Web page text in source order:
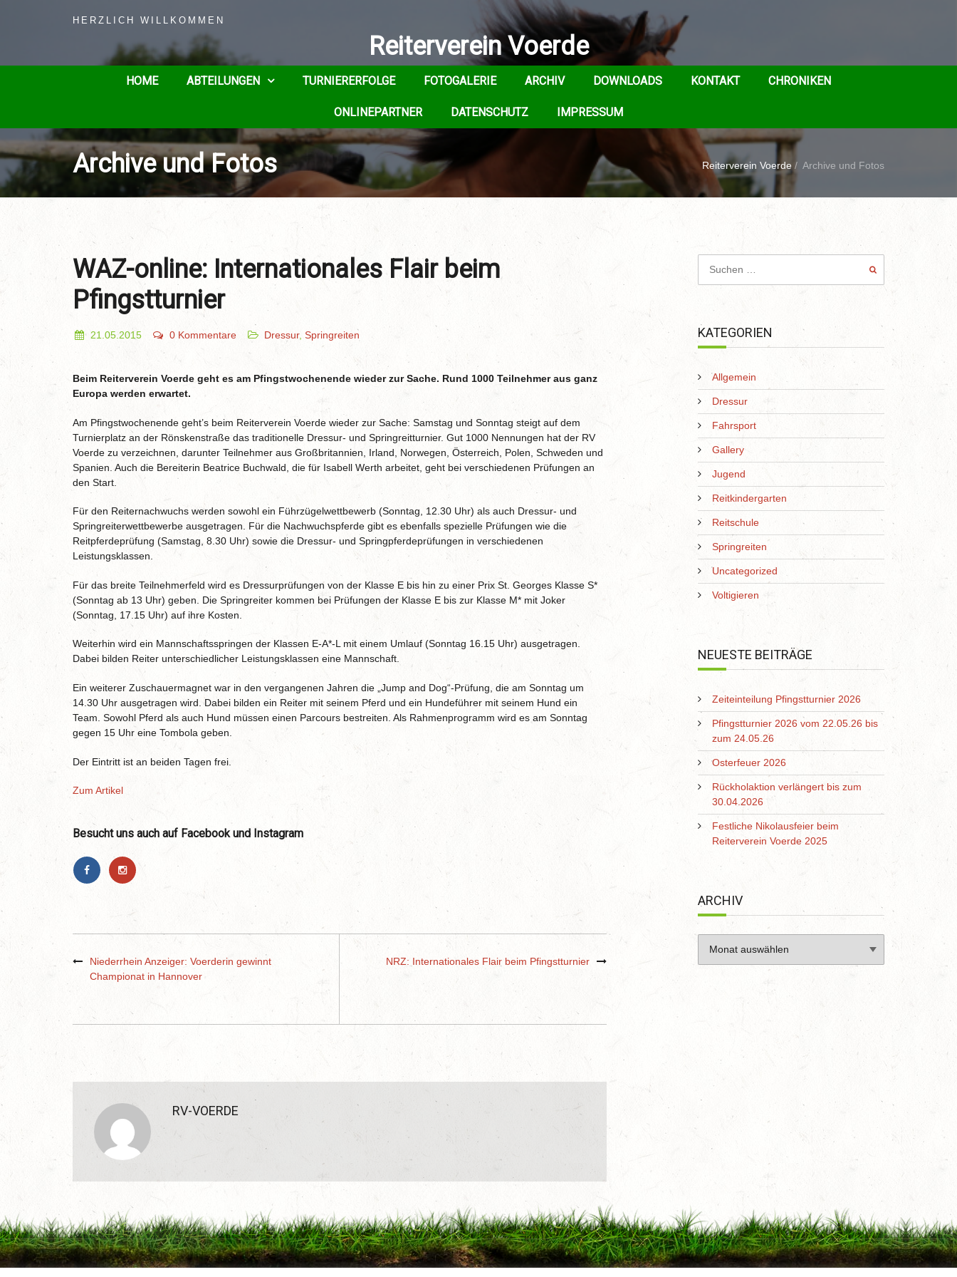
HERZLICH WILLKOMMEN
Reiterverein Voerde
HOME ABTEILUNGEN TURNIERERFOLGE FOTOGALERIE ARCHIV DOWNLOADS KONTAKT CHRONIKEN
ONLINEPARTNER DATENSCHUTZ IMPRESSUM
Archive und Fotos Reiterverein Voerde / Archive und Fotos
WAZ-online: Internationales Flair beim
Pfingstturnier
21.05.2015 0 Kommentare Dressur, Springreiten
Beim Reiterverein Voerde geht es am Pfingstwochenende wieder zur Sache. Rund 1000 Teilnehmer aus ganz
Europa werden erwartet.
Am Pfingstwochenende geht’s beim Reiterverein Voerde wieder zur Sache: Samstag und Sonntag steigt auf dem
Turnierplatz an der Rönskenstraße das traditionelle Dressur- und Springreitturnier. Gut 1000 Nennungen hat der RV
Voerde zu verzeichnen, darunter Teilnehmer aus Großbritannien, Irland, Norwegen, Österreich, Polen, Schweden und
Spanien. Auch die Bereiterin Beatrice Buchwald, die für Isabell Werth arbeitet, geht bei verschiedenen Prüfungen an
den Start.
Für den Reiternachwuchs werden sowohl ein Führzügelwettbewerb (Sonntag, 12.30 Uhr) als auch Dressur- und
Springreiterwettbewerbe ausgetragen. Für die Nachwuchspferde gibt es ebenfalls spezielle Prüfungen wie die
Reitpferdeprüfung (Samstag, 8.30 Uhr) sowie die Dressur- und Springpferdeprüfungen in verschiedenen
Leistungsklassen.
Für das breite Teilnehmerfeld wird es Dressurprüfungen von der Klasse E bis hin zu einer Prix St. Georges Klasse S*
(Sonntag ab 13 Uhr) geben. Die Springreiter kommen bei Prüfungen der Klasse E bis zur Klasse M* mit Joker
(Sonntag, 17.15 Uhr) auf ihre Kosten.
Weiterhin wird ein Mannschaftsspringen der Klassen E-A*-L mit einem Umlauf (Sonntag 16.15 Uhr) ausgetragen.
Dabei bilden Reiter unterschiedlicher Leistungsklassen eine Mannschaft.
Ein weiterer Zuschauermagnet war in den vergangenen Jahren die „Jump and Dog“-Prüfung, die am Sonntag um
14.30 Uhr ausgetragen wird. Dabei bilden ein Reiter mit seinem Pferd und ein Hundeführer mit seinem Hund ein
Team. Sowohl Pferd als auch Hund müssen einen Parcours bestreiten. Als Rahmenprogramm wird es am Sonntag
gegen 15 Uhr eine Tombola geben.
Der Eintritt ist an beiden Tagen frei.
Zum Artikel
Besucht uns auch auf Facebook und Instagram
Niederrhein Anzeiger: Voerderin gewinnt
Championat in Hannover
NRZ: Internationales Flair beim Pfingstturnier
RV-VOERDE
KATEGORIEN
Allgemein
Dressur
Fahrsport
Gallery
Jugend
Reitkindergarten
Reitschule
Springreiten
Uncategorized
Voltigieren
NEUESTE BEITRÄGE
Zeiteinteilung Pfingstturnier 2026
Pfingstturnier 2026 vom 22.05.26 bis
zum 24.05.26
Osterfeuer 2026
Rückholaktion verlängert bis zum
30.04.2026
Festliche Nikolausfeier beim
Reiterverein Voerde 2025
ARCHIV